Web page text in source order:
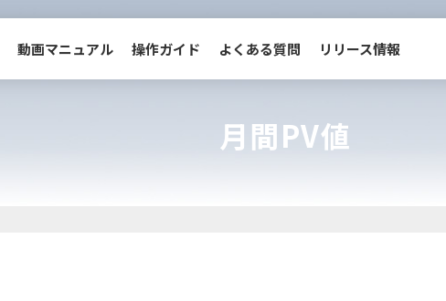
動画マニュアル 操作ガイド よくある質問 リリース情報
月間PV値
操作ガイド